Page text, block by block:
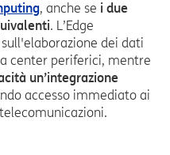
, anche se i due
. L’Edge
dei dati
center periferici, mentre
un’integrazione
accesso immediato ai